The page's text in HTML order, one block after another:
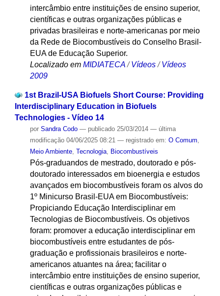
intercâmbio entre instituições de ensino superior,
científicas e outras organizações públicas e
privadas brasileiras e norte-americanas por meio
da Rede de Biocombustíveis do Conselho Brasil-
EUA de Educação Superior.
Localizado em MIDIATECA /Vídeos /Vídeos
2009
1st Brazil-USA Biofuels Short Course: Providing
Interdisciplinary Education in Biofuels
Technologies - Vídeo 14
por Sandra Codo — publicado25/03/2014 — última
modificação04/06/2025 08:21 — registrado em: O Comum
Meio Ambiente, Tecnologia, Biocombustíveis
Pós-graduandos de mestrado, doutorado e pós-
doutorado interessados em bioenergia e estudos
avançados em biocombustíveis foram os alvos do
1º Minicurso Brasil-EUA em Biocombustíveis:
Propiciando Educação Interdisciplinar em
Tecnologias de Biocombustíveis. Os objetivos
foram: promover a educação interdisciplinar em
biocombustíveis entre estudantes de pós-
graduação e profissionais brasileiros e norte-
americanos atuantes na área; facilitar o
intercâmbio entre instituições de ensino superior,
científicas e outras organizações públicas e